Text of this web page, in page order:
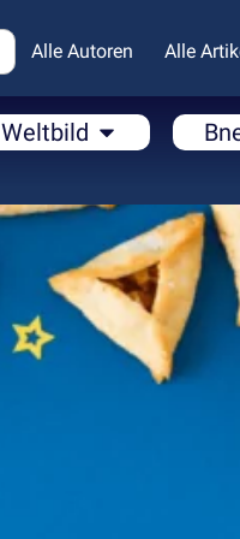
Alle Autoren Alle
Weltbild